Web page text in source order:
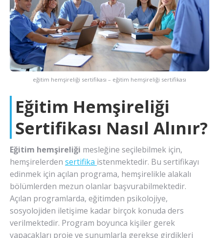
eğitim hemşireliği sertifikası – eğitim hemşireliği sertifikası
Eğitim Hemşireliği
Sertifikası Nasıl Alınır?
Eğitim hemşireliği mesleğine seçilebilmek için,
hemşirelerden sertifika istenmektedir. Bu sertifikayı
edinmek için açılan programa, hemşirelikle alakalı
bölümlerden mezun olanlar başvurabilmektedir.
Açılan programlarda, eğitimden psikolojiye,
sosyolojiden iletişime kadar birçok konuda ders
verilmektedir. Program boyunca kişiler gerek
yapacakları proje ve sunumlarla gerekse girdikleri